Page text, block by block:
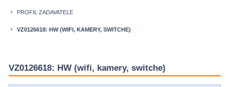
keyboard_arrow_right PROFIL ZADAVATELE
keyboard_arrow_right VZ0126618: HW (WIFI, KAMERY, SWITCHE)
VZ0126618: HW (wifi, kamery, switche)